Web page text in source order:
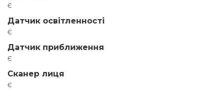
є
Датчик освітленності
є
Датчик приближення
є
Сканер лиця
є